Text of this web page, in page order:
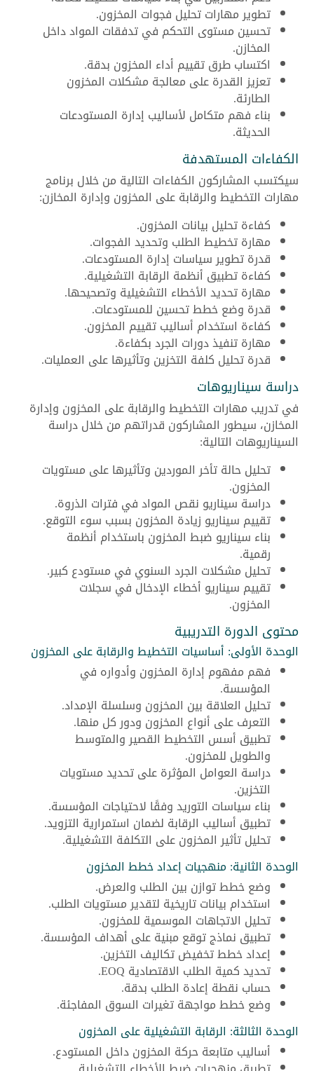
تطوير مهارات تحليل فجوات المخزون.
تحسين مستوى التحكم في تدفقات المواد داخل
المخازن.
اكتساب طرق تقييم أداء المخزون بدقة.
تعزيز القدرة على معالجة مشكلات المخزون
الطارئة.
بناء فهم متكامل لأساليب إدارة المستودعات
الحديثة.
الكفاءات المستهدفة
سيكتسب المشاركون الكفاءات التالية من خلال برنامج
مهارات التخطيط والرقابة على المخزون وإدارة المخازن:
كفاءة تحليل بيانات المخزون.
مهارة تخطيط الطلب وتحديد الفجوات.
قدرة تطوير سياسات إدارة المستودعات.
كفاءة تطبيق أنظمة الرقابة التشغيلية.
مهارة تحديد الأخطاء التشغيلية وتصحيحها.
قدرة وضع خطط تحسين للمستودعات.
كفاءة استخدام أساليب تقييم المخزون.
مهارة تنفيذ دورات الجرد بكفاءة.
قدرة تحليل كلفة التخزين وتأثيرها على العمليات.
دراسة سيناريوهات
في تدريب مهارات التخطيط والرقابة على المخزون وإدارة
المخازن، سيطور المشاركون قدراتهم من خلال دراسة
السيناريوهات التالية:
تحليل حالة تأخر الموردين وتأثيرها على مستويات
المخزون.
دراسة سيناريو نقص المواد في فترات الذروة.
تقييم سيناريو زيادة المخزون بسبب سوء التوقع.
بناء سيناريو ضبط المخزون باستخدام أنظمة
رقمية.
تحليل مشكلات الجرد السنوي في مستودع كبير.
تقييم سيناريو أخطاء الإدخال في سجلات
المخزون.
محتوى الدورة التدريبية
الوحدة الأولى: أساسيات التخطيط والرقابة على المخزون
فهم مفهوم إدارة المخزون وأدواره في
المؤسسة.
تحليل العلاقة بين المخزون وسلسلة الإمداد.
التعرف على أنواع المخزون ودور كل منها.
تطبيق أسس التخطيط القصير والمتوسط
والطويل للمخزون.
دراسة العوامل المؤثرة على تحديد مستويات
التخزين.
بناء سياسات التوريد وفقًا لاحتياجات المؤسسة.
تطبيق أساليب الرقابة لضمان استمرارية التزويد.
تحليل تأثير المخزون على التكلفة التشغيلية.
الوحدة الثانية: منهجيات إعداد خطط المخزون
وضع خطط توازن بين الطلب والعرض.
استخدام بيانات تاريخية لتقدير مستويات الطلب.
تحليل الاتجاهات الموسمية للمخزون.
تطبيق نماذج توقع مبنية على أهداف المؤسسة.
إعداد خطط تخفيض تكاليف التخزين.
تحديد كمية الطلب الاقتصادية EOQ.
حساب نقطة إعادة الطلب بدقة.
وضع خطط مواجهة تغيرات السوق المفاجئة.
الوحدة الثالثة: الرقابة التشغيلية على المخزون
أساليب متابعة حركة المخزون داخل المستودع.